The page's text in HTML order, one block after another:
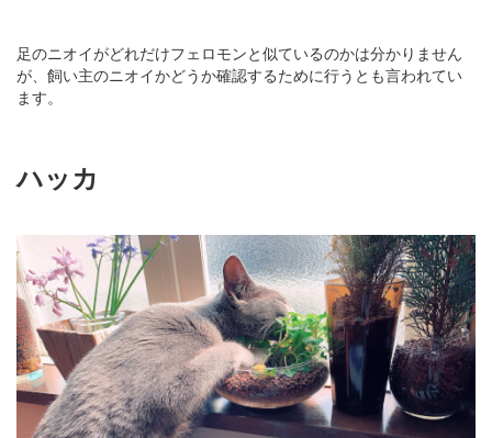
足のニオイがどれだけフェロモンと似ているのかは分かりません
が、飼い主のニオイかどうか確認するために行うとも言われてい
ます。
ハッカ